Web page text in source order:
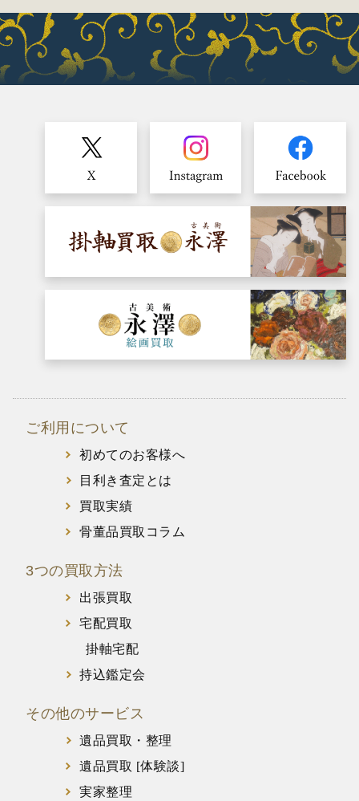
ご利用について
初めてのお客様へ
目利き査定とは
買取実績
骨董品買取コラム
3つの買取方法
出張買取
宅配買取
掛軸宅配
持込鑑定会
その他のサービス
遺品買取・整理
遺品買取 [体験談]
実家整理